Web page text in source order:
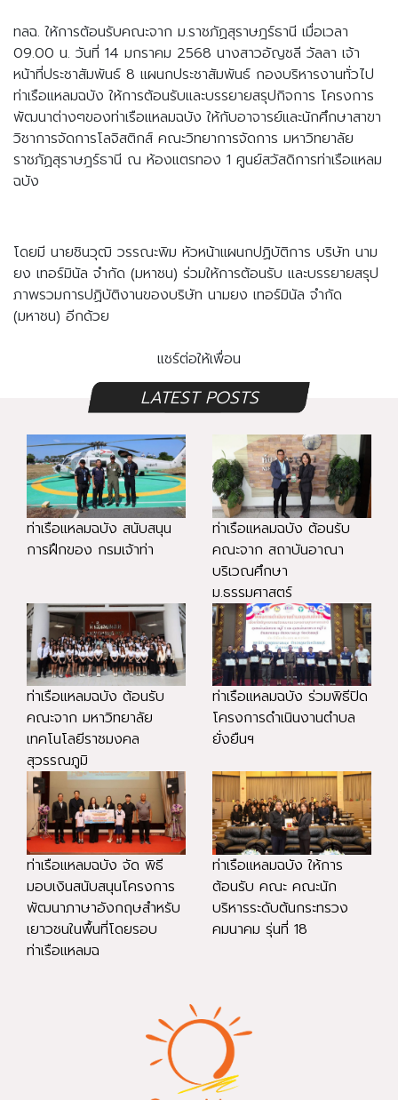
ทลฉ. ให้การต้อนรับคณะจาก ม.ราชภัฏสุราษฎร์ธานี เมื่อเวลา
09.00 น. วันที่ 14 มกราคม 2568 นางสาวอัญชลี วัลลา เจ้า
หน้าที่ประชาสัมพันธ์ 8 แผนกประชาสัมพันธ์ กองบริหารงานทั่วไป
ท่าเรือแหลมฉบัง ให้การต้อนรับและบรรยายสรุปกิจการ โครงการ
พัฒนาต่างๆของท่าเรือแหลมฉบัง ให้กับอาจารย์และนักศึกษาสาขา
วิชาการจัดการโลจิสติกส์ คณะวิทยาการจัดการ มหาวิทยาลัย
ราชภัฏสุราษฎร์ธานี ณ ห้องแตรทอง 1 ศูนย์สวัสดิการท่าเรือแหลม
ฉบัง
โดยมี นายชินวุฒิ วรรณะพิม หัวหน้าแผนกปฏิบัติการ บริษัท นาม
ยง เทอร์มินัล จำกัด (มหาชน) ร่วมให้การต้อนรับ และบรรยายสรุป
ภาพรวมการปฏิบัติงานของบริษัท นามยง เทอร์มินัล จำกัด
(มหาชน) อีกด้วย
แชร์ต่อให้เพื่อน
LATEST POSTS
ท่าเรือแหลมฉบัง สนับสนุน
การฝึกของ กรมเจ้าท่า
ท่าเรือแหลมฉบัง ต้อนรับ
คณะจาก สถาบันอาณา
บริเวณศึกษา
ม.ธรรมศาสตร์
ท่าเรือแหลมฉบัง ต้อนรับ
คณะจาก มหาวิทยาลัย
เทคโนโลยีราชมงคล
สุวรรณภูมิ
ท่าเรือแหลมฉบัง ร่วมพิธีปิด
โครงการดำเนินงานตำบล
ยั่งยืนฯ
ท่าเรือแหลมฉบัง จัด พิธี
มอบเงินสนับสนุนโครงการ
พัฒนาภาษาอังกฤษสำหรับ
เยาวชนในพื้นที่โดยรอบ
ท่าเรือแหลมฉ
ท่าเรือแหลมฉบัง ให้การ
ต้อนรับ คณะ คณะนัก
บริหารระดับต้นกระทรวง
คมนาคม รุ่นที่ 18